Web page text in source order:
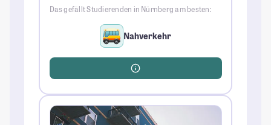
Das gefällt Studierenden in Nürnberg am besten:
Nahverkehr